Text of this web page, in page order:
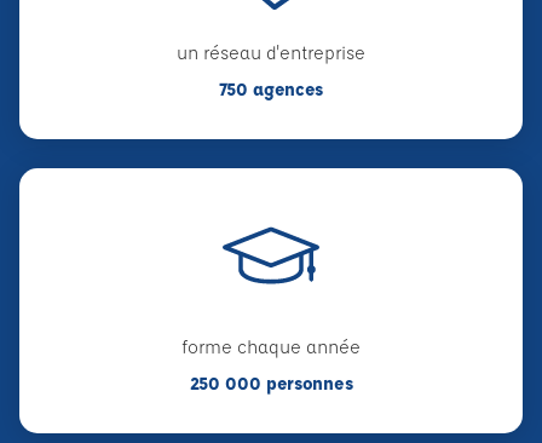
un réseau d'entreprise
750 agences
forme chaque année
250 000 personnes